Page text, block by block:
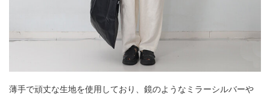
薄手で頑丈な生地を使用しており、鏡のようなミラーシルバーや